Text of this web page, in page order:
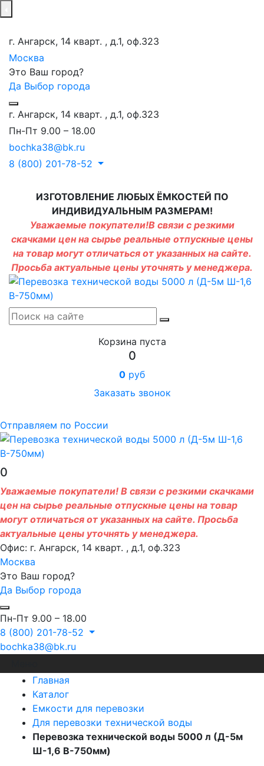
г. Ангарск, 14 кварт. , д.1, оф.323
Москва
Это Ваш город?
Да Выбор города
г. Ангарск, 14 кварт. , д.1, оф.323
Пн-Пт 9.00 – 18.00
bochka38@bk.ru
8 (800) 201-78-52
ИЗГОТОВЛЕНИЕ ЛЮБЫХ ЁМКОСТЕЙ ПО
ИНДИВИДУАЛЬНЫМ РАЗМЕРАМ!
Уважаемые покупатели!В связи с резкими
скачками цен на сырье реальные отпускные цены
на товар могут отличаться от указанных на сайте.
Просьба актуальные цены уточнять у менеджера.
Корзина пуста
0
0 руб
Заказать звонок
Отправляем по России
0
Уважаемые покупатели! В связи с резкими скачками
цен на сырье реальные отпускные цены на товар
могут отличаться от указанных на сайте. Просьба
актуальные цены уточнять у менеджера.
Офис: г. Ангарск, 14 кварт. , д.1, оф.323
Москва
Это Ваш город?
Да Выбор города
Пн-Пт 9.00 – 18.00
8 (800) 201-78-52
bochka38@bk.ru
Главная
Каталог
Емкости для перевозки
Для перевозки технической воды
Перевозка технической воды 5000 л (Д-5м
Ш-1,6 В-750мм)